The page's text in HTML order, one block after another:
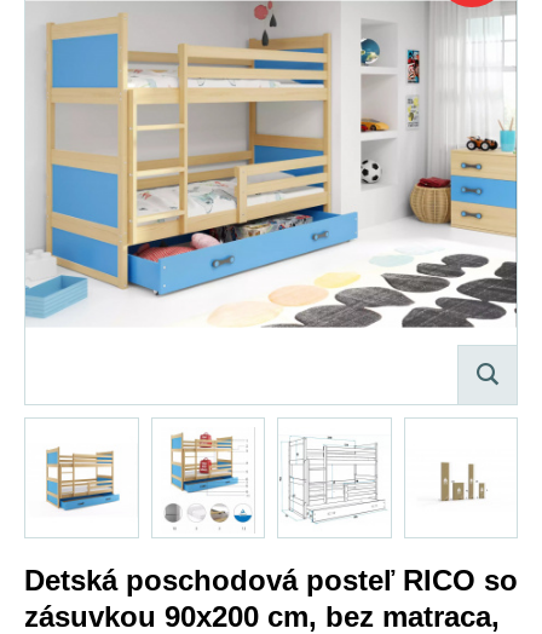
Detská poschodová posteľ RICO so
zásuvkou 90x200 cm, bez matraca,